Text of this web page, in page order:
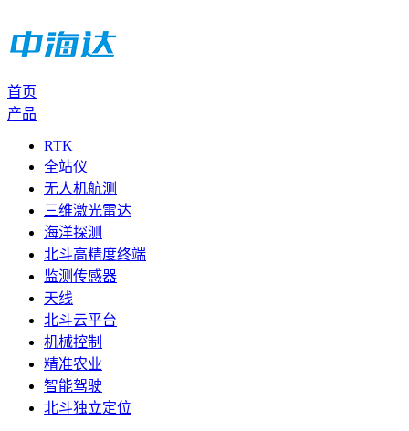
首页
产品
RTK
全站仪
无人机航测
三维激光雷达
海洋探测
北斗高精度终端
监测传感器
天线
北斗云平台
机械控制
精准农业
智能驾驶
北斗独立定位